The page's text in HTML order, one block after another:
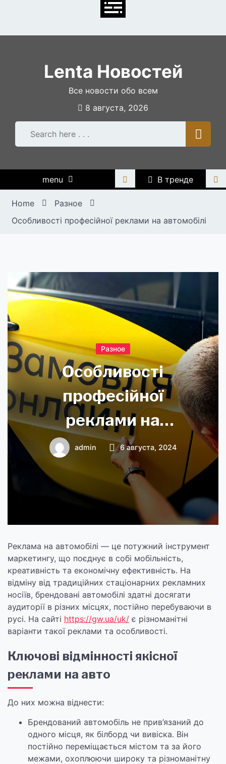
Lenta Новостей
Все новости обо всем
8 августа, 2026
menu В тренде
Home
Разное
Особливості професійної реклами на автомобілі
Разное
Особливості
професійної
реклами на
автомобілі
admin 6 августа, 2024
Реклама на автомобілі — це потужний інструмент
маркетингу, що поєднує в собі мобільність,
креативність та економічну ефективність. На
відміну від традиційних стаціонарних рекламних
носіїв, брендовані автомобілі здатні досягати
аудиторії в різних місцях, постійно перебуваючи в
русі. На сайті https://gw.ua/uk/ є різноманітні
варіанти такої реклами та особливості.
Ключові відмінності якісної
реклами на авто
До них можна віднести:
Брендований автомобіль не прив’язаний до
одного місця, як білборд чи вивіска. Він
постійно переміщається містом та за його
межами, охоплюючи широку та різноманітну